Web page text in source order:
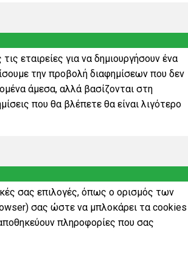
εταιρείες για να δημιουργήσουν ένα
την προβολή διαφημίσεων που δεν
άμεσα, αλλά βασίζονται στη
που θα βλέπετε θα είναι λιγότερο
σας επιλογές, όπως ο ορισμός των
σας ώστε να μπλοκάρει τα cookies
πληροφορίες που σας